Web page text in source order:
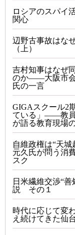
ロシアのスパイ
関心
辺野古事故はな
（上）
吉村知事はなぜ
のか――大阪市
氏の一言
GIGAスクール2
ている」——教
が語る教育現場
自維政権は“天
元久氏が問う消
スク
日米繊維交渉“
説 その１
時代に応じて変
え続けてきた仙